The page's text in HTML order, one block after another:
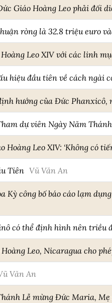
Giáo Hoàng Leo phải đối
ròng là 32.8 triệu euro
Leo XIV với các linh
hiệu đầu tiên về cách ngài
hướng của Đức Phanxicô,
dự viên Ngày Năm
Leo XIV: ‘Không có
Tiên Vũ Văn An
Kỳ công bố báo cáo lạm
có thể định hình nên triều
Leo, Nicaragua cho
Văn An
Lễ mừng Đức Maria,